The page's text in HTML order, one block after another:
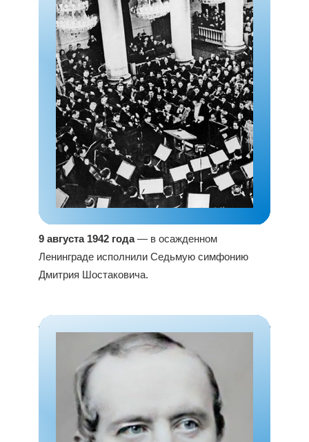
9 августа 1942 года— в осажденном
Ленинграде исполнили Седьмую симфонию
Дмитрия Шостаковича.